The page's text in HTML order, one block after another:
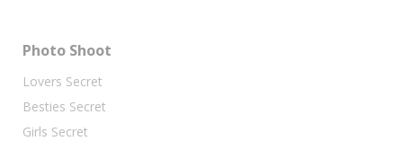
Photo Shoot
Lovers Secret
Besties Secret
Girls Secret